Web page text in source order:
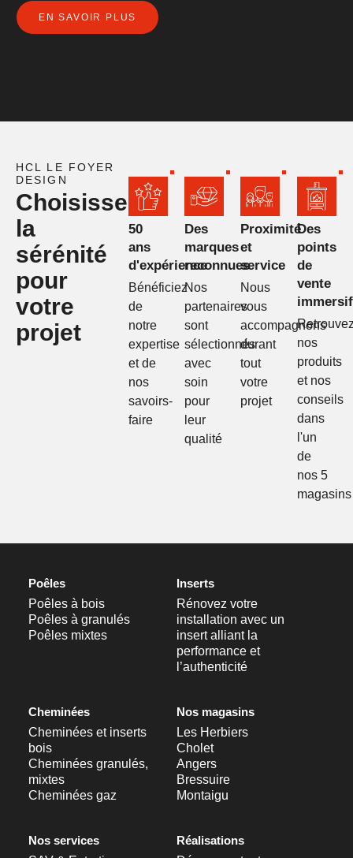
EN SAVOIR PLUS
HCL LE FOYER
DESIGN
Choisissez
la
sérénité
pour
votre
projet
50
ans
d'expérience
Bénéficiez
de
notre
expertise
et de
nos
savoirs-
faire
Des
marques
reconnues
Nos
partenaires
sont
sélectionnés
avec
soin
pour
leur
qualité
Proximité
et
service
Nous
vous
accompagnons
durant
tout
votre
projet
Des
points
de
vente
nos
produits
et nos
conseils
dans
l'un
de
nos 5
magasins
Poêles
Poêles à bois
Poêles à granulés
Poêles mixtes
Inserts
Rénovez votre
installation avec un
insert alliant la
performance et
l’authenticité
Cheminées
Cheminées et inserts
bois
Cheminées granulés,
mixtes
Cheminées gaz
Nos magasins
Les Herbiers
Cholet
Angers
Bressuire
Montaigu
Nos services
Réalisations